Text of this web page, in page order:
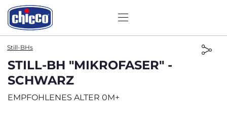
Still-BHs
STILL-BH "MIKROFASER" -
SCHWARZ
EMPFOHLENES ALTER 0M+